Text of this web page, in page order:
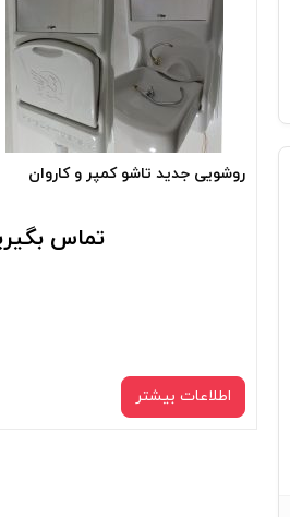
روشویی جدید تاشو کمپر و کاروان
تماس
اطلاعات بیشتر